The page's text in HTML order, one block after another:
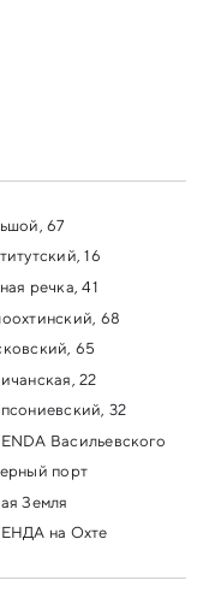
67
16
речка, 41
68
65
22
32
Васильевского
порт
Земля
на Охте